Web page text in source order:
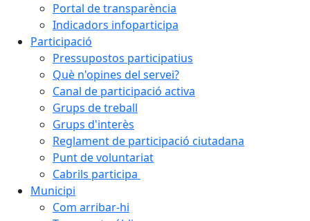
Portal de transparència
Indicadors infoparticipa
Participació
Pressupostos participatius
Què n'opines del servei?
Canal de participació activa
Grups de treball
Grups d'interès
Reglament de participació ciutadana
Punt de voluntariat
Cabrils participa
Municipi
Com arribar-hi